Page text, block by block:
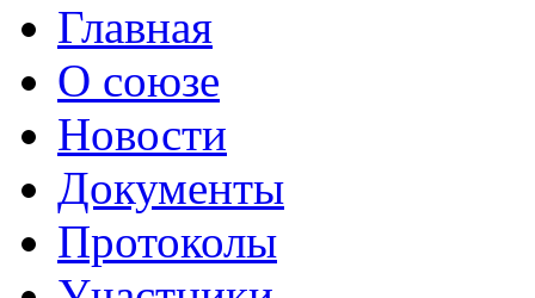
Главная
О союзе
Новости
Документы
Протоколы